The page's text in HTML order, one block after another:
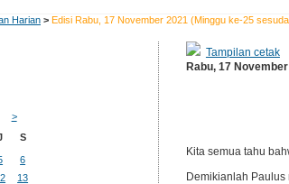
Harian > Edisi Rabu, 17 November 2021 (Minggu ke-25
Tampilan cetak
Rabu, 17
Kita semua tahu
Demikianlah
>
S
6
13